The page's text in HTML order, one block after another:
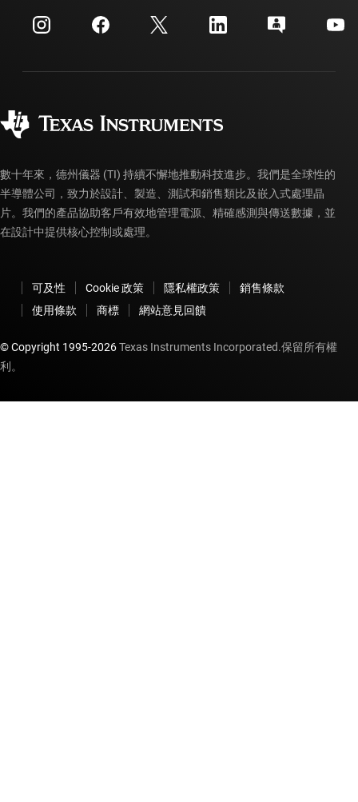
投資人關系
客戶支援中心
myTI 帳戶常見問題解答
訂購 FAQ
數十年來，德州儀器 (TI) 持續不懈地推動科技進步。我們是全球性的
半導體公司，致力於設計、製造、測試和銷售類比及嵌入式處理晶
片。我們的產品協助客戶有效地管理電源、精確感測與傳送數據，並
在設計中提供核心控制或處理。
可及性 Cookie 政策 隱私權政策
銷售條款
使用條款
商標 網站意見回饋
© Copyright 1995-2026Texas Instruments Incorporated.保留所有權
利。